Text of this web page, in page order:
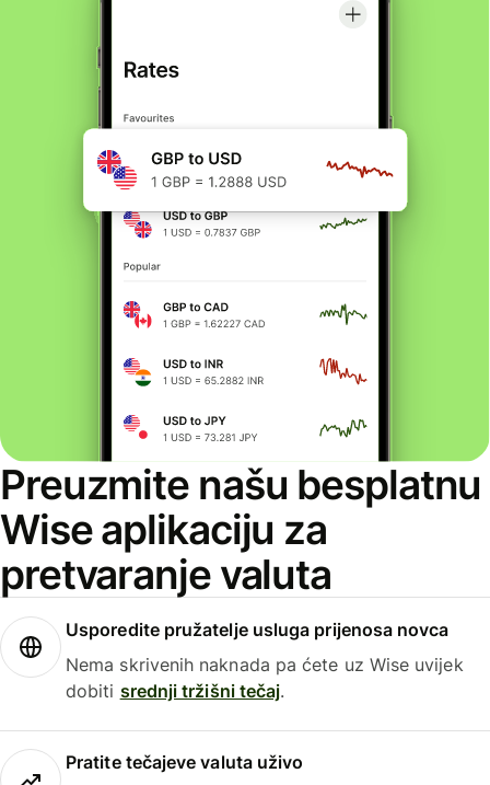
Preuzmite našu besplatnu
Wise aplikaciju za
pretvaranje valuta
Usporedite pružatelje usluga prijenosa novca
Nema skrivenih naknada pa ćete uz Wise uvijek
dobiti srednji tržišni tečaj.
Pratite tečajeve valuta uživo